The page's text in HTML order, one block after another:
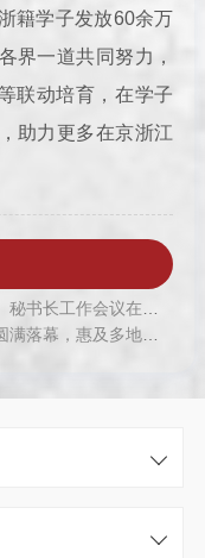
籍学子发放60余万
界一道共同努力，
联动培育，在学子
助力更多在京浙江
下一篇：2024年全国省级浙江商会会长、秘书长工作会议在新疆举行，商会再获“品牌商会”荣誉
上一篇：2024北京医疗专家丽水公益行圆满落幕，惠及多地民众健康